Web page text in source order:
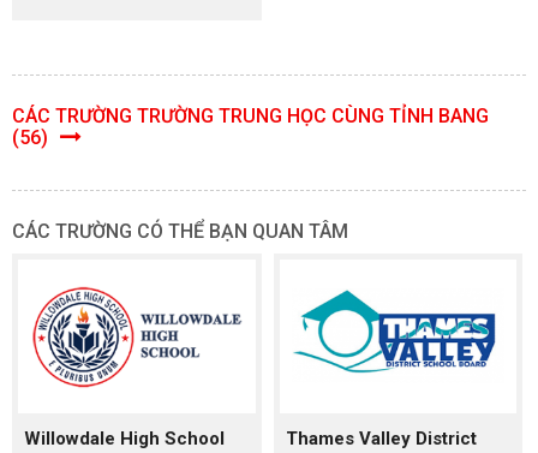
CÁC TRƯỜNG TRƯỜNG TRUNG HỌC CÙNG TỈNH BANG
(56)
CÁC TRƯỜNG CÓ THỂ BẠN QUAN TÂM
Willowdale High School
Thames Valley District